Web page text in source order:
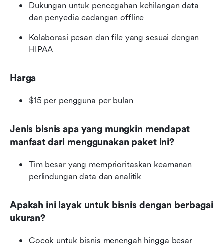
Dukungan untuk pencegahan kehilangan data
dan penyedia cadangan offline
Kolaborasi pesan dan file yang sesuai dengan
HIPAA
Harga
$15 per pengguna per bulan
Jenis bisnis apa yang mungkin mendapat
manfaat dari menggunakan paket ini?
Tim besar yang memprioritaskan keamanan
perlindungan data dan analitik
Apakah ini layak untuk bisnis dengan berbagai
ukuran?
Cocok untuk bisnis menengah hingga besar